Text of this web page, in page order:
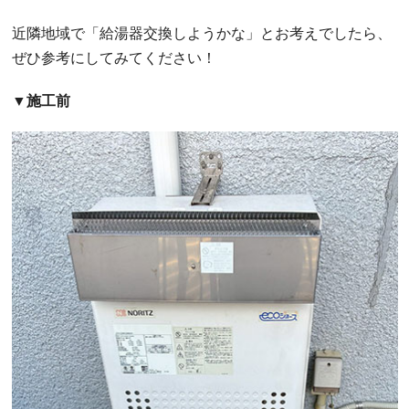
近隣地域で「給湯器交換しようかな」とお考えでしたら、
ぜひ参考にしてみてください！
▼施工前